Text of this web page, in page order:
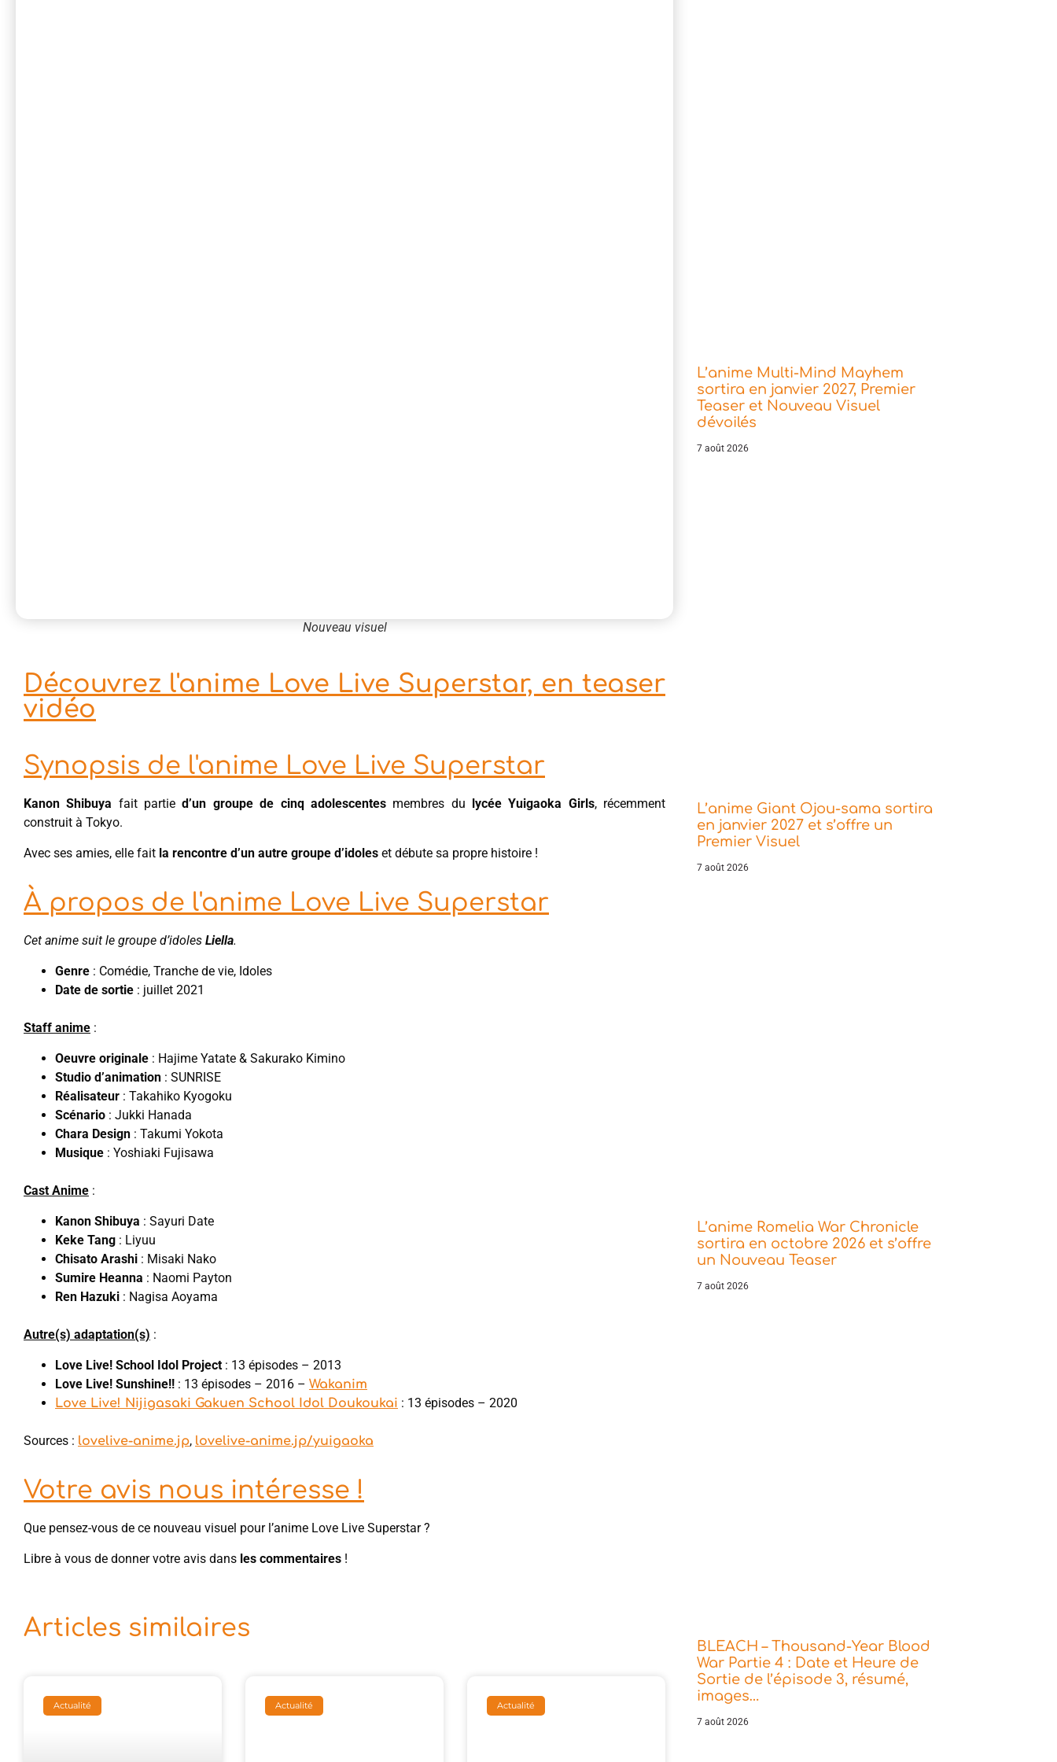
Nouveau visuel
Découvrez l'anime Love Live Superstar, en teaser
vidéo
Synopsis de l'anime Love Live Superstar
Kanon Shibuya fait partied’un groupe de cinq adolescentesmembres du lycée Yuigaoka Girls, récemment
construit à Tokyo.
Avec ses amies, elle fait la rencontre d’un autre groupe d’idoles et débute sa propre histoire !
À propos de l'anime Love Live Superstar
Cet anime suit le groupe d’idoles Liella.
Genre : Comédie, Tranche de vie, Idoles
Date de sortie : juillet 2021
Staff anime :
Oeuvre originale : Hajime Yatate & Sakurako Kimino
Studio d’animation : SUNRISE
Réalisateur : Takahiko Kyogoku
Scénario : Jukki Hanada
Chara Design : Takumi Yokota
Musique : Yoshiaki Fujisawa
Cast Anime :
Kanon Shibuya : Sayuri Date
Keke Tang : Liyuu
Chisato Arashi : Misaki Nako
Sumire Heanna : Naomi Payton
Ren Hazuki : Nagisa Aoyama
Autre(s) adaptation(s) :
Love Live! School Idol Project : 13 épisodes – 2013
Love Live! Sunshine!! : 13 épisodes – 2016 – Wakanim
Love Live! Nijigasaki Gakuen School Idol Doukoukai : 13 épisodes – 2020
Sources : lovelive-anime.jp, lovelive-anime.jp/yuigaoka
Votre avis nous intéresse !
Que pensez-vous de ce nouveau visuel pour l’anime Love Live Superstar ?
Libre à vous de donner votre avis dans les commentaires !
Articles similaires
Actualité Actualité Actualité
L’anime Multi-Mind Mayhem
sortira en janvier 2027, Premier
Teaser et Nouveau Visuel
dévoilés
7 août 2026
L’anime Giant Ojou-sama sortira
en janvier 2027 et s’offre un
Premier Visuel
7 août 2026
L’anime Romelia War Chronicle
sortira en octobre 2026 et s’offre
un Nouveau Teaser
7 août 2026
BLEACH – Thousand-Year Blood
War Partie 4 : Date et Heure de
Sortie de l’épisode 3, résumé,
images…
7 août 2026